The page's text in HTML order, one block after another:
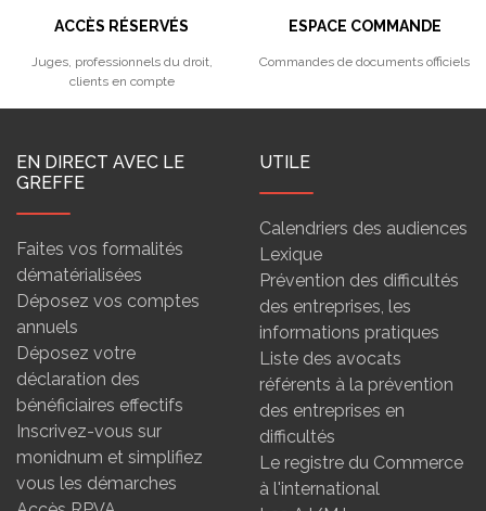
ACCÈS RÉSERVÉS
Juges, professionnels du droit,
clients en compte
ESPACE COMMANDE
Commandes de documents officiels
EN DIRECT AVEC LE
GREFFE
Faites vos formalités
dématérialisées
Déposez vos comptes
annuels
Déposez votre
déclaration des
bénéficiaires effectifs
Inscrivez-vous sur
monidnum et simplifiez
vous les démarches
UTILE
Calendriers des audiences
Lexique
Prévention des difficultés
des entreprises, les
informations pratiques
Liste des avocats
référents à la prévention
des entreprises en
difficultés
Le registre du Commerce
à l'international